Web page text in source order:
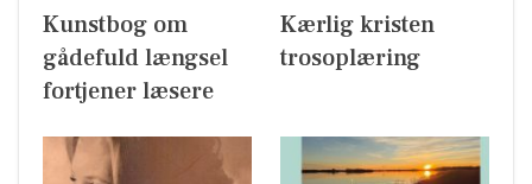
Kunstbog om
gådefuld længsel
fortjener læsere
Kærlig kristen
trosoplæring